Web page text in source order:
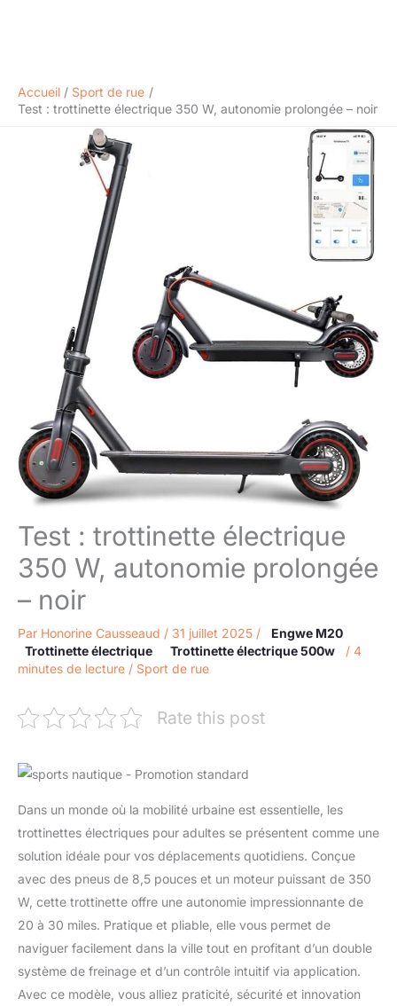
Accueil
Sport de rue
Test : trottinette électrique 350 W, autonomie prolongée – noir
Test : trottinette électrique
350 W, autonomie prolongée
– noir
Par Honorine Causseaud / 31 juillet 2025 /
Engwe M20
Trottinette électrique
Trottinette électrique 500w / 4
minutes de lecture / Sport de rue
Rate this post
Dans un monde où la mobilité urbaine est essentielle, les
trottinettes électriques pour adultes se présentent comme une
solution idéale pour vos déplacements quotidiens. Conçue
avec des pneus de 8,5 pouces et un moteur puissant de 350
W, cette trottinette offre une autonomie impressionnante de
20 à 30 miles. Pratique et pliable, elle vous permet de
naviguer facilement dans la ville tout en profitant d’un double
système de freinage et d’un contrôle intuitif via application.
Avec ce modèle, vous alliez praticité, sécurité et innovation